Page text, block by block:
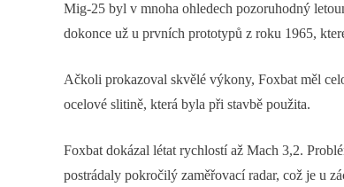
Mig-25 byl v mnoha ohledech pozoruhodný
dokonce už u prvních prototypů z roku 1965,
Ačkoli prokazoval skvělé výkony, Foxbat měl
ocelové slitině, která byla při stavbě použita.
Foxbat dokázal létat rychlostí až Mach 3,2.
postrádaly pokročilý zaměřovací radar, což je u